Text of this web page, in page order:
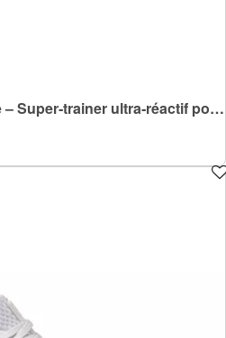
Neo vista 2 Homme – Super‑trainer ultra‑réactif pour entraînements poussés